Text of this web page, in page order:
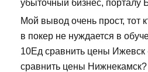
убыточный бизнес, порталу
Мой вывод очень прост, тот
в покер не нуждается в
10Ед сравнить цены Ижевск
сравнить цены